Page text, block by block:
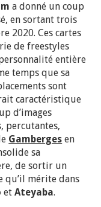
a donné un coup
en sortant trois
2020. Ces cartes
de freestyles
entière
temps que sa
sont
caractéristique
d’images
percutantes,
Gamberges en
sa
de sortir un
qu’il mérite dans
etAteyaba.